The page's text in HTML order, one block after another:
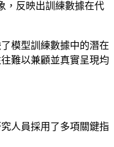
，反映出訓練數據在代
模型訓練數據中的潛在
難以兼顧並真實呈現均
人員採用了多項關鍵指